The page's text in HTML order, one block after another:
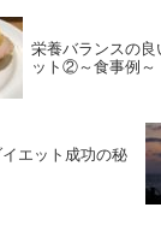
栄養バランスの良
ット②～食事例～
エット成功の秘